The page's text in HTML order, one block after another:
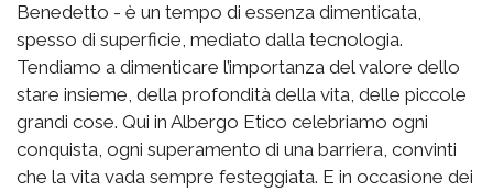
Benedetto - è un tempo di essenza dimenticata,
spesso di superficie, mediato dalla tecnologia.
Tendiamo a dimenticare l’importanza del valore dello
stare insieme, della profondità della vita, delle piccole
grandi cose. Qui in Albergo Etico celebriamo ogni
conquista, ogni superamento di una barriera, convinti
che la vita vada sempre festeggiata. E in occasione dei